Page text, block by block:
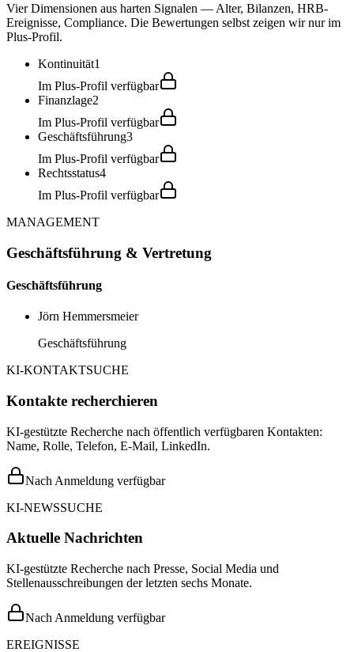
Vier Dimensionen aus harten Signalen — Alter, Bilanzen, HRB-
Ereignisse, Compliance. Die Bewertungen selbst zeigen wir nur im
Plus-Profil.
Kontinuität1
Im Plus-Profil verfügbar
Finanzlage2
Im Plus-Profil verfügbar
Geschäftsführung3
Im Plus-Profil verfügbar
Rechtsstatus4
Im Plus-Profil verfügbar
MANAGEMENT
Geschäftsführung & Vertretung
Geschäftsführung
Jörn Hemmersmeier
Geschäftsführung
KI-KONTAKTSUCHE
Kontakte recherchieren
KI-gestützte Recherche nach öffentlich verfügbaren Kontakten:
Name, Rolle, Telefon, E-Mail, LinkedIn.
Nach Anmeldung verfügbar
KI-NEWSSUCHE
Aktuelle Nachrichten
KI-gestützte Recherche nach Presse, Social Media und
Stellenausschreibungen der letzten sechs Monate.
Nach Anmeldung verfügbar
EREIGNISSE